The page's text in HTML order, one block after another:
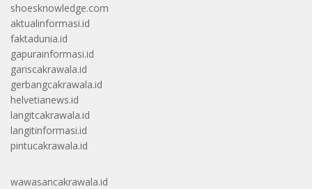
shoesknowledge.com
aktualinformasi.id
faktadunia.id
gapurainformasi.id
gariscakrawala.id
gerbangcakrawala.id
helvetianews.id
langitcakrawala.id
langitinformasi.id
pintucakrawala.id
wawasancakrawala.id